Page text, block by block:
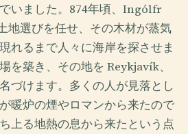
いました。874年頃、Ingólfr
選びを任せ、その木材が蒸気
れるまで人々に海岸を探させま
を築き、その地を Reykjavík、
づけます。多くの人が見落とし
暖炉の煙やロマンから来たので
上る地熱の息から来たという点